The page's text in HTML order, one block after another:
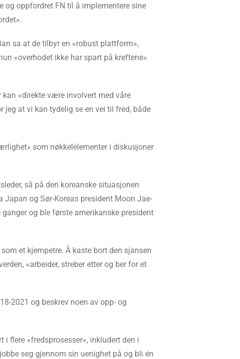
og oppfordret FN til å implementere sine
sa at de tilbyr en «robust plattform»,
«overhodet ikke har spart på kreftene»
«direkte være involvert med våre
jeg at vi kan tydelig se en vei til fred, både
som nøkkelelementer i diskusjoner
så på den koreanske situasjonen
og Sør-Koreas president Moon Jae-
og ble første amerikanske president
et kjempetre. Å kaste bort den sjansen
«arbeider, streber etter og ber for et
2021 og beskrev noen av opp- og
flere «fredsprosesser», inkludert den i
seg gjennom sin uenighet på og bli én